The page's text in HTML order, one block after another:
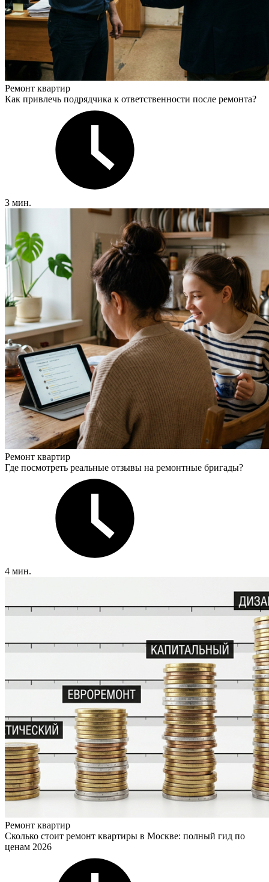
Ремонт квартир
Как привлечь подрядчика к ответственности после ремонта?
3 мин.
Ремонт квартир
Где посмотреть реальные отзывы на ремонтные бригады?
4 мин.
Ремонт квартир
Сколько стоит ремонт квартиры в Москве: полный гид по
ценам 2026